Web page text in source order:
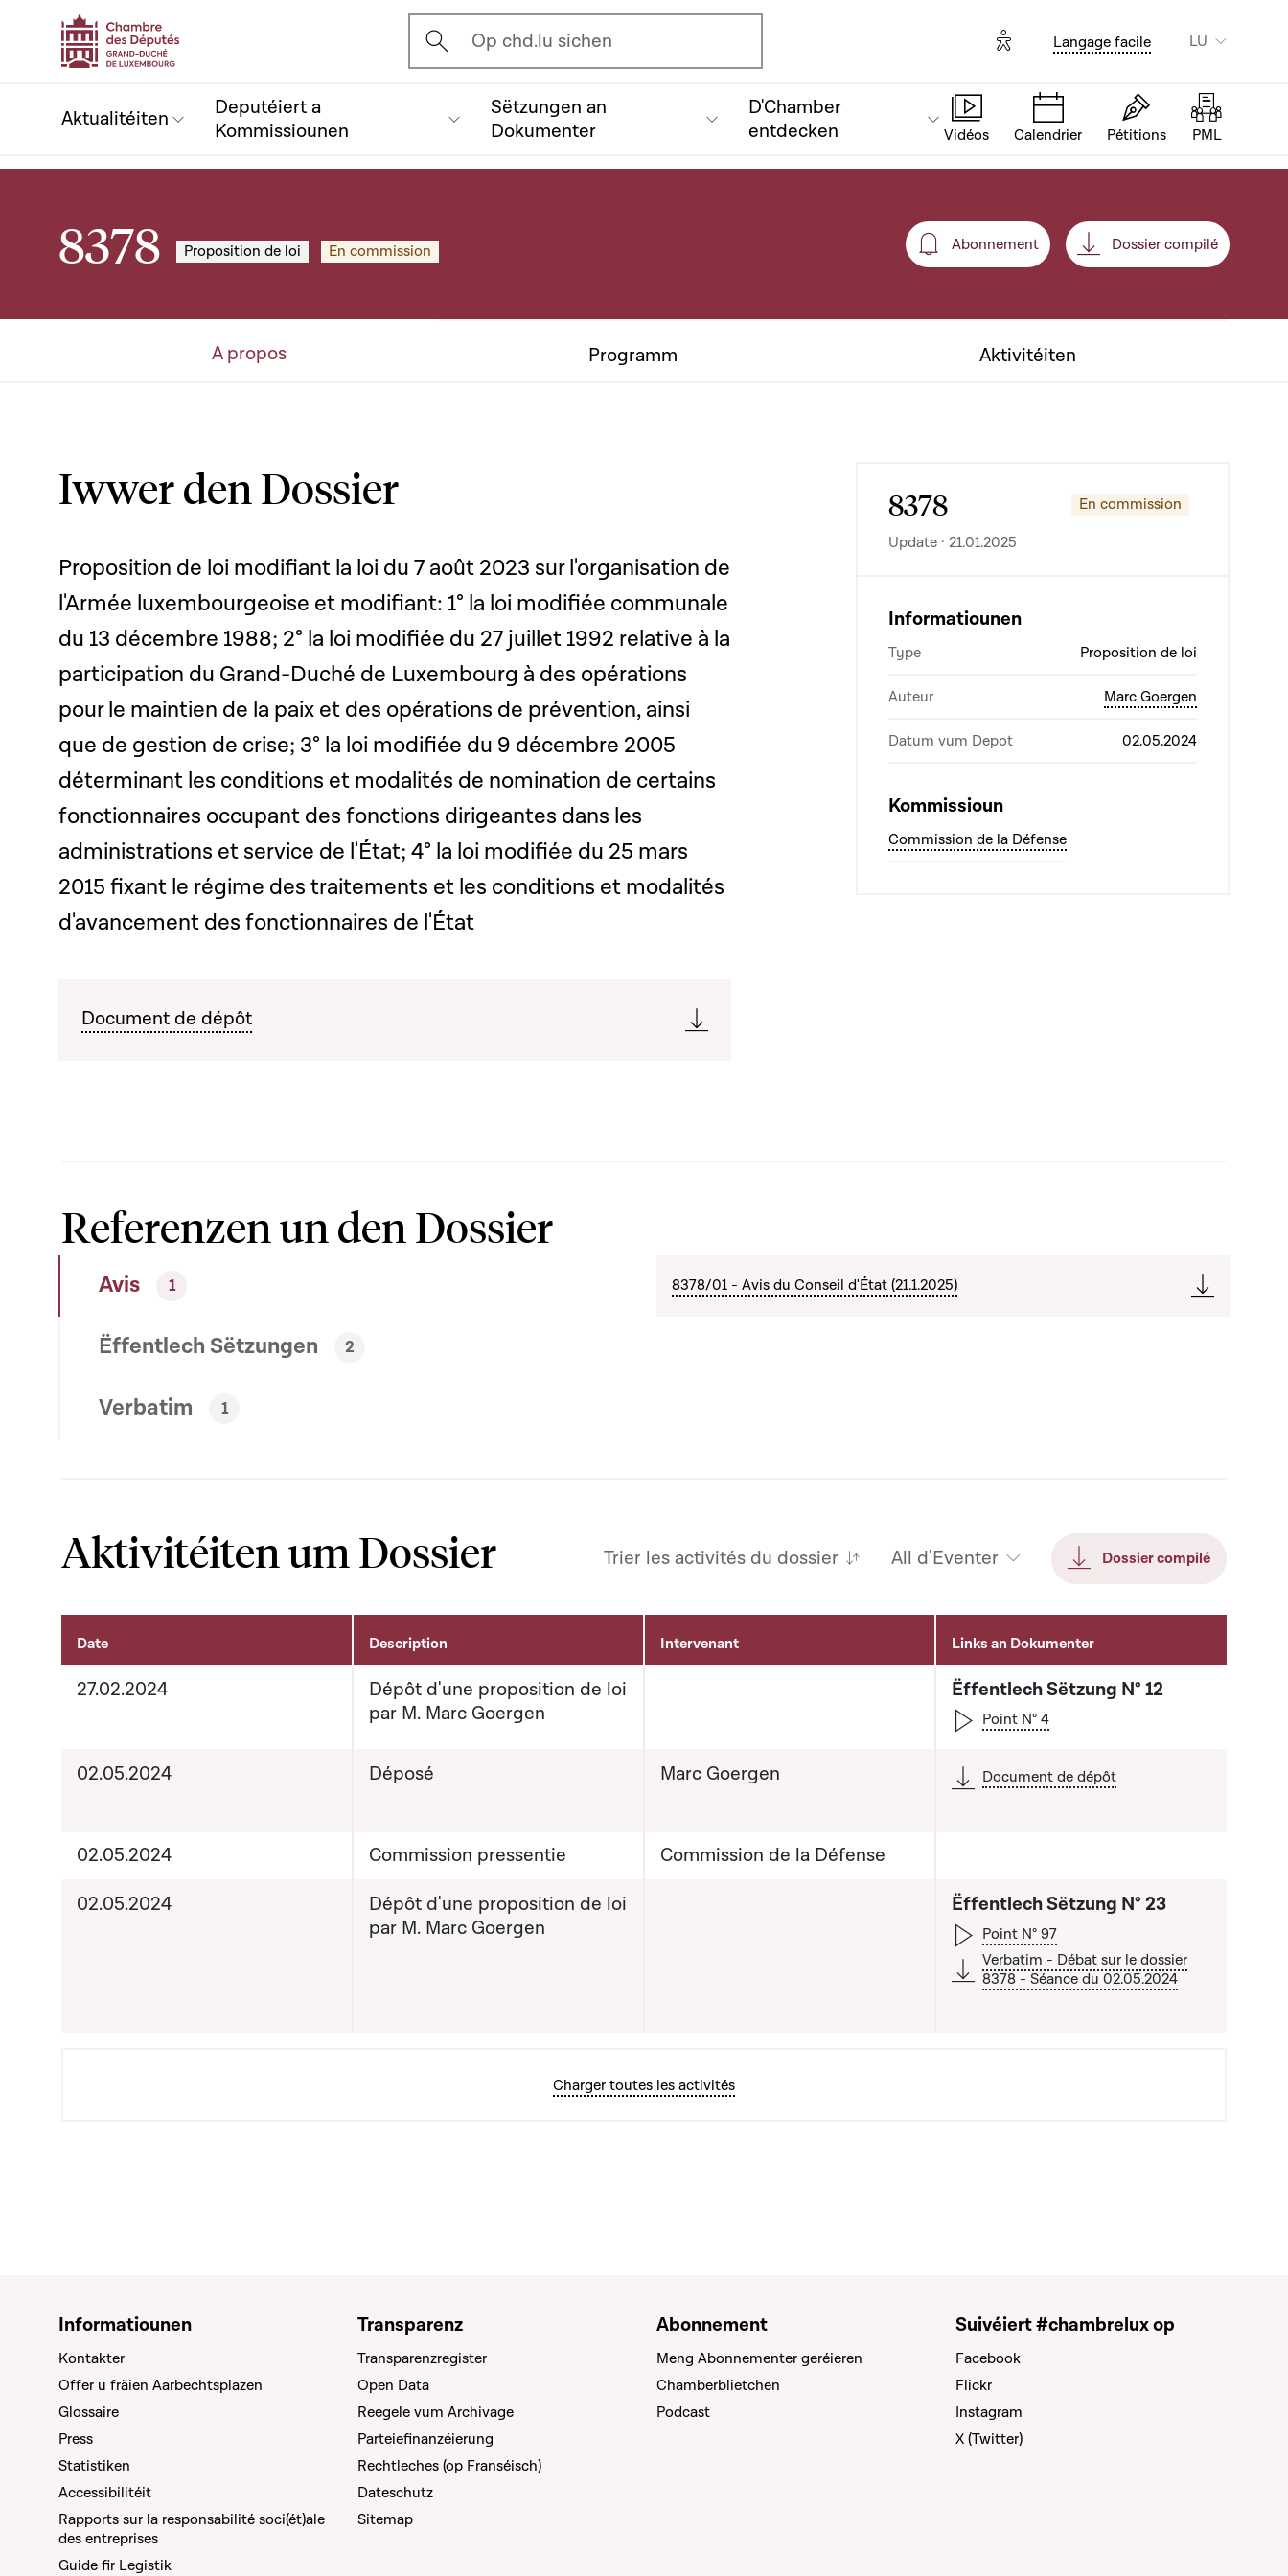
Ouvrir l'écran de recherche
Op chd.lu sichen Options d'accessibilité
Langage facile LU
Aktualitéiten
Deputéiert a
Kommissiounen
Sëtzungen an
Dokumenter
D'Chamber
entdecken
Vidéos Calendrier Pétitions PML
8378 Proposition de loi En commission Abonnement
Abonnement Dossier compilé
A propos Programm Aktivitéiten
Iwwer den Dossier
Proposition de loi modifiant la loi du 7 août 2023 sur l'organisation de
l'Armée luxembourgeoise et modifiant: 1° la loi modifiée communale
du 13 décembre 1988; 2° la loi modifiée du 27 juillet 1992 relative à la
participation du Grand-Duché de Luxembourg à des opérations
pour le maintien de la paix et des opérations de prévention, ainsi
que de gestion de crise; 3° la loi modifiée du 9 décembre 2005
déterminant les conditions et modalités de nomination de certains
fonctionnaires occupant des fonctions dirigeantes dans les
administrations et service de l'État; 4° la loi modifiée du 25 mars
2015 fixant le régime des traitements et les conditions et modalités
d'avancement des fonctionnaires de l'État
Document de dépôt
8378 En commission
Update · 21.01.2025
Informatiounen
Type Proposition de loi
Auteur Marc Goergen
Datum vum Depot 02.05.2024
Kommissioun
Commission de la Défense
Referenzen un den Dossier
Avis 1
Ëffentlech Sëtzungen 2
Verbatim 1
8378/01 - Avis du Conseil d'État (21.1.2025)
Aktivitéiten um Dossier Trier les activités du dossier All d'Eventer Dossier compilé
Aktivitéiten um Dossier
Date Description Intervenant Links an Dokumenter
27.02.2024
Dépôt d'une proposition de loi
par M. Marc Goergen
Ëffentlech Sëtzung N° 12
Point N° 4
02.05.2024 Déposé Marc Goergen Document de dépôt
02.05.2024 Commission pressentie
Commission de la Défense
02.05.2024
Dépôt d'une proposition de loi
par M. Marc Goergen
Ëffentlech Sëtzung N° 23
Point N° 97
Verbatim - Débat sur le dossier
8378 - Séance du 02.05.2024
Charger toutes les activités
Informatiounen
Kontakter
Offer u fräien Aarbechtsplazen
Glossaire
Press
Statistiken
Accessibilitéit
Rapports sur la responsabilité soci(ét)ale
des entreprises
Guide fir Legistik
Transparenz
Transparenzregister
Open Data
Reegele vum Archivage
Parteiefinanzéierung
Rechtleches (op Franséisch)
Dateschutz
Sitemap
Abonnement
Meng Abonnementer geréieren
Chamberblietchen
Podcast
Suivéiert #chambrelux op
Facebook
Flickr
Instagram
X (Twitter)